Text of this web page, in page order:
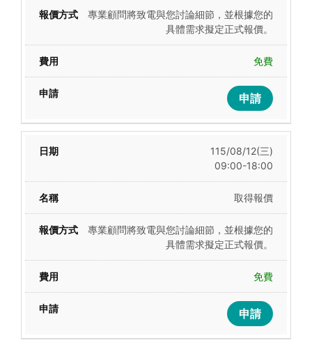
專業顧問將致電與您討論細節，並根據您的
具體需求擬定正式報價。
免費
申請
115/08/12(三)
09:00-18:00
取得報價
專業顧問將致電與您討論細節，並根據您的
具體需求擬定正式報價。
免費
申請